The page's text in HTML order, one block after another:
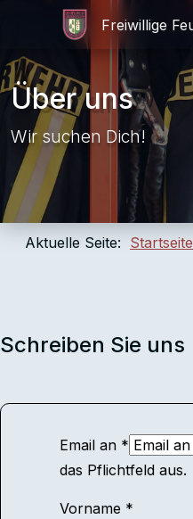
Über uns
Wir suchen Dich!
Aktuelle Seite: Startseite
Schreiben Sie uns
Email an *
das Pflichtfeld aus.
Vorname *